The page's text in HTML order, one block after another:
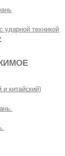
ударной техникой
и китайский)